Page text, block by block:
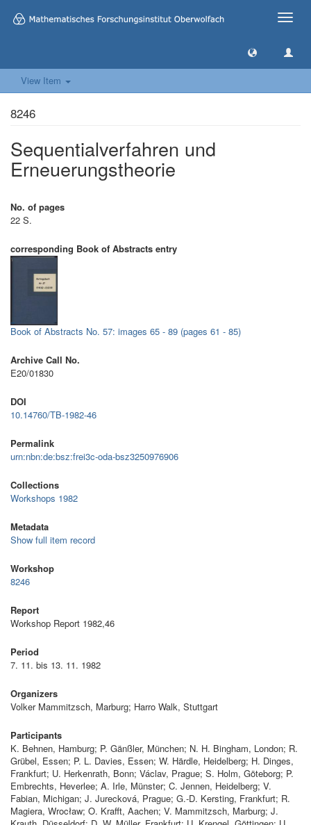
Toggle
View Item
8246
Sequentialverfahren und
Erneuerungstheorie
No. of pages
22 S.
corresponding Book of Abstracts entry
Book of Abstracts No. 57: images 65 - 89 (pages 61 - 85)
Archive Call No.
E20/01830
DOI
10.14760/TB-1982-46
Permalink
urn:nbn:de:bsz:frei3c-oda-bsz3250976906
Collections
Workshops 1982
Metadata
Show full item record
Workshop
8246
Report
Workshop Report 1982,46
Period
7. 11. bis 13. 11. 1982
Organizers
Volker Mammitzsch, Marburg; Harro Walk, Stuttgart
Participants
K. Behnen, Hamburg; P. Gänßler, München; N. H. Bingham, London; R.
Grübel, Essen; P. L. Davies, Essen; W. Härdle, Heidelberg; H. Dinges,
Frankfurt; U. Herkenrath, Bonn; Václav, Prague; S. Holm, Göteborg; P.
Embrechts, Heverlee; A. Irle, Münster; C. Jennen, Heidelberg; V.
Fabian, Michigan; J. Jurecková, Prague; G.-D. Kersting, Frankfurt; R.
Magiera, Wrocław; O. Krafft, Aachen; V. Mammitzsch, Marburg; J.